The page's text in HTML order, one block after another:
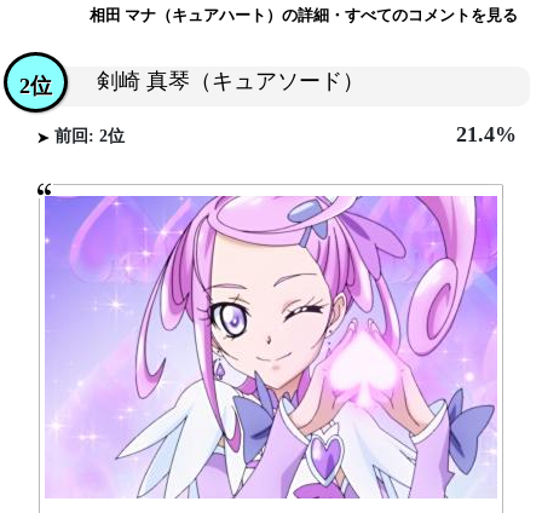
相田 マナ（キュアハート）の詳細・すべてのコメントを見る
剣崎 真琴（キュアソード）
2位
前回: 2位 21.4%